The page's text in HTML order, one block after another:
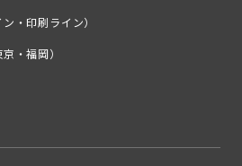
・印刷ライン）
・福岡）